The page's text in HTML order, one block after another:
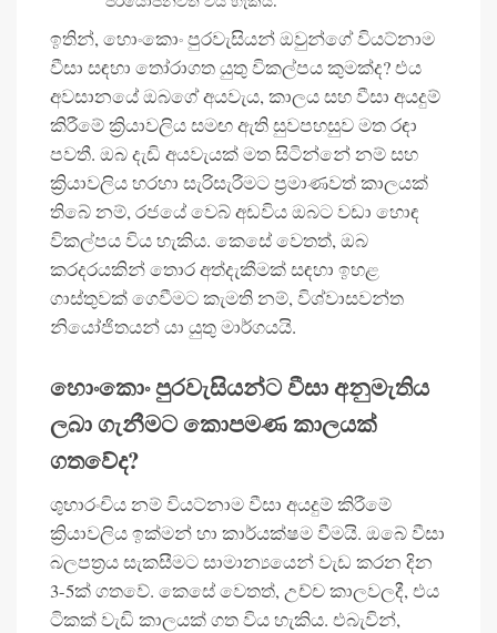
ඉතින්, හොංකොං පුරවැසියන් ඔවුන්ගේ වියට්නාම
වීසා සඳහා තෝරාගත යුතු විකල්පය කුමක්ද? එය
අවසානයේ ඔබගේ අයවැය, කාලය සහ වීසා අයදුම්
කිරීමේ ක්‍රියාවලිය සමඟ ඇති සුවපහසුව මත රඳා
පවතී. ඔබ දැඩි අයවැයක් මත සිටින්නේ නම් සහ
ක්‍රියාවලිය හරහා සැරිසැරීමට ප්‍රමාණවත් කාලයක්
තිබේ නම්, රජයේ වෙබ් අඩවිය ඔබට වඩා හොඳ
විකල්පය විය හැකිය. කෙසේ වෙතත්, ඔබ
කරදරයකින් තොර අත්දැකීමක් සඳහා ඉහළ
ගාස්තුවක් ගෙවීමට කැමති නම්, විශ්වාසවන්ත
නියෝජිතයන් යා යුතු මාර්ගයයි.
හොංකොං පුරවැසියන්ට වීසා අනුමැතිය
ලබා ගැනීමට කොපමණ කාලයක්
ගතවේද?
ශුභාරංචිය නම් වියට්නාම වීසා අයදුම් කිරීමේ
ක්‍රියාවලිය ඉක්මන් හා කාර්යක්ෂම වීමයි. ඔබේ වීසා
බලපත්‍රය සැකසීමට සාමාන්‍යයෙන් වැඩ කරන දින
3-5ක් ගතවේ. කෙසේ වෙතත්, උච්ච කාලවලදී, එය
ටිකක් වැඩි කාලයක් ගත විය හැකිය. එබැවින්,